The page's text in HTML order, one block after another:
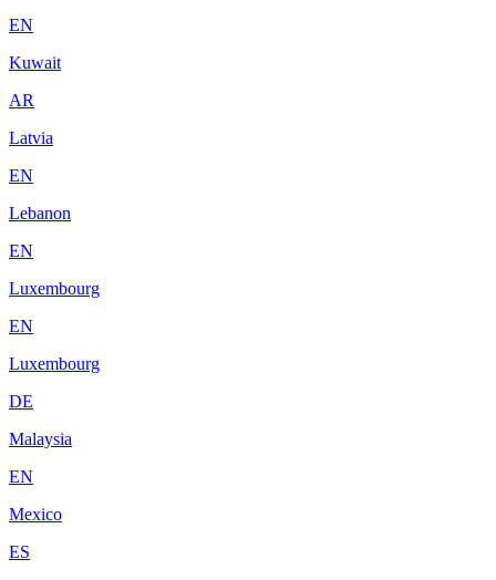
EN
Kuwait
AR
Latvia
EN
Lebanon
EN
Luxembourg
EN
Luxembourg
DE
Malaysia
EN
Mexico
ES